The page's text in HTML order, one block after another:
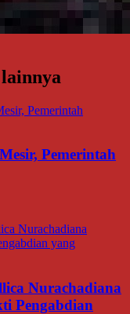
Pemerintah
Nurachadiana
Pengabdian